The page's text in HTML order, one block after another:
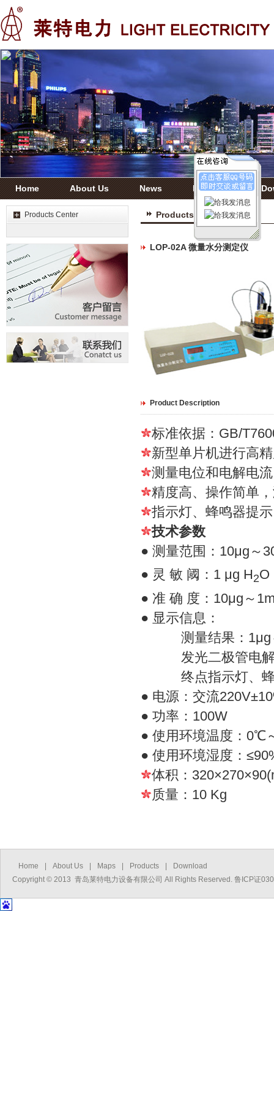
Home About Us News Products
Products Center Products Center
LOP-02A 微量水分测定仪
Product Description
标准依据：GB/
新型单片机进行高
测量电位和电解电
精度高、操作简单
指示灯、蜂鸣器提
技术参数
● 测量范围：10μg～
● 灵 敏 阈：1 μg H2O
● 准 确 度：10μg～
● 显示信息：
测量结果：1μg
发光二极管电解
终点指示灯、蜂
● 电源：交流
● 功率：100W
● 使用环境温度：0℃
● 使用环境湿度：
体积：
质量：10 Kg
Home | About Us | Maps | Products |
Download
Copyright © 2013 青岛莱特电力设备有限公司 All Rights Reserved. 鲁ICP证